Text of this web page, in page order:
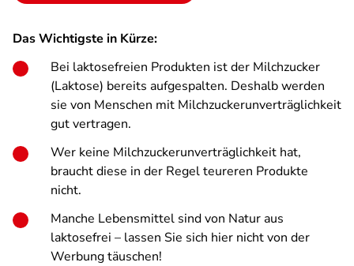
Das Wichtigste in Kürze:
Bei laktosefreien Produkten ist der Milchzucker
(Laktose) bereits aufgespalten. Deshalb werden
sie von Menschen mit Milchzuckerunverträglichkeit
gut vertragen.
Wer keine Milchzuckerunverträglichkeit hat,
braucht diese in der Regel teureren Produkte
nicht.
Manche Lebensmittel sind von Natur aus
laktosefrei – lassen Sie sich hier nicht von der
Werbung täuschen!